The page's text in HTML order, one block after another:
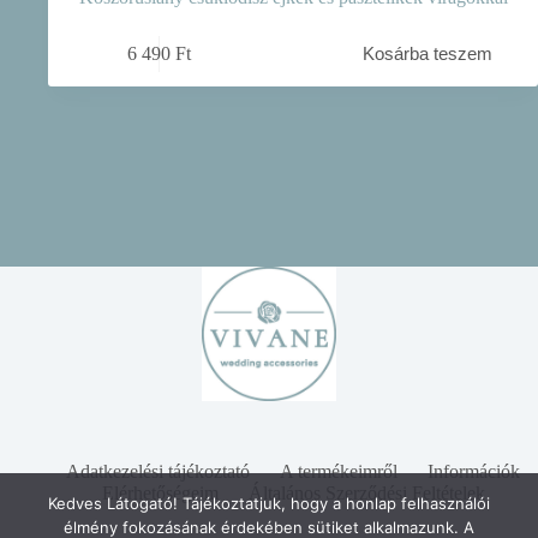
6 490 Ft Kosárba teszem
Adatkezelési tájékoztató A termékeimről
Információk
Elérhetőségeim
Általános Szerződési Feltételek
Kedves Látogató! Tájékoztatjuk, hogy a honlap felhasználói
élmény fokozásának érdekében sütiket alkalmazunk. A